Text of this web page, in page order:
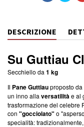
DESCRIZIONE
Su Guttiau
Secchiello da 1 kg
Il Pane Guttiauproposto da
un inno alla versatilitàe al
trasformazione del celebre
con "gocciolato" o
specialità: